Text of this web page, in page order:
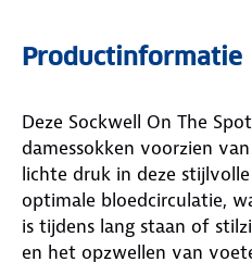
Productinformatie
Deze Sockwell On The
damessokken voorzien van
lichte druk in deze
optimale bloedcirculatie,
is tijdens lang staan of
en het opzwellen van